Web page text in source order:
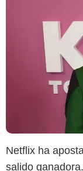
Netflix ha
salido